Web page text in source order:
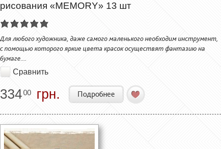
рисования «MEMORY» 13 шт
Для любого художника, даже самого маленького необходим инструмент,
с помощью которого яркие цвета красок осуществят фантазию на
бумаге....
Сравнить
33400 грн. Подробнее